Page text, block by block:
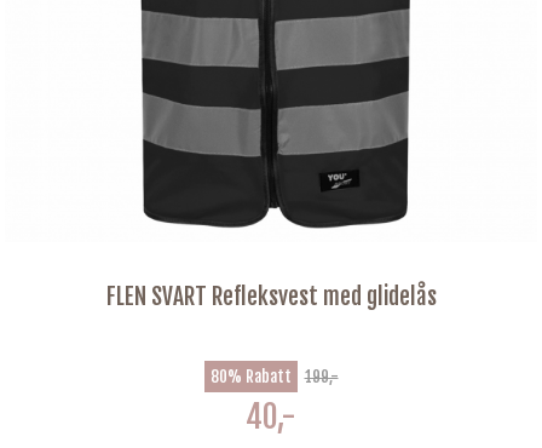
FLEN SVART Refleksvest med glidelås
80% Rabatt 199,-
40,-